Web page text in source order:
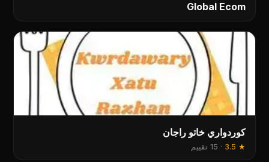
Global Ecom
كوردواري خاتو راجان
★
3.5
· 15 تقييم